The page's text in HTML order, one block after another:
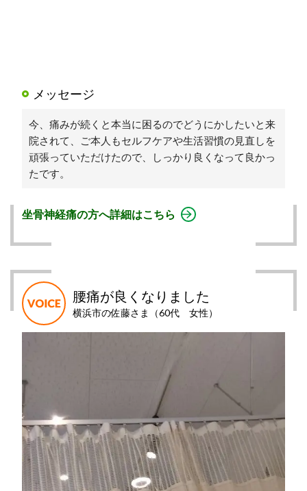
メッセージ
今、痛みが続くと本当に困るのでどうにかしたいと来
院されて、ご本人もセルフケアや生活習慣の見直しを
頑張っていただけたので、しっかり良くなって良かっ
たです。
坐骨神経痛の方へ詳細はこちら
腰痛が良くなりました
横浜市の佐藤さま（60代 女性）